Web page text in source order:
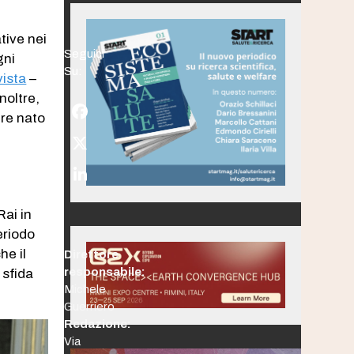
nei
–
nato
in
il
sfida
Seguici
Su:
Facebook
Twitter
(deprecated)
LinkedIn
Direttore
responsabile:
Michele
Guerriero
Redazione:
Via